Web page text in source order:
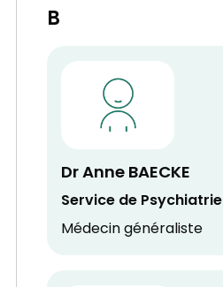
B
Dr Anne BAECKE
Service de Psychiatrie
Médecin généraliste